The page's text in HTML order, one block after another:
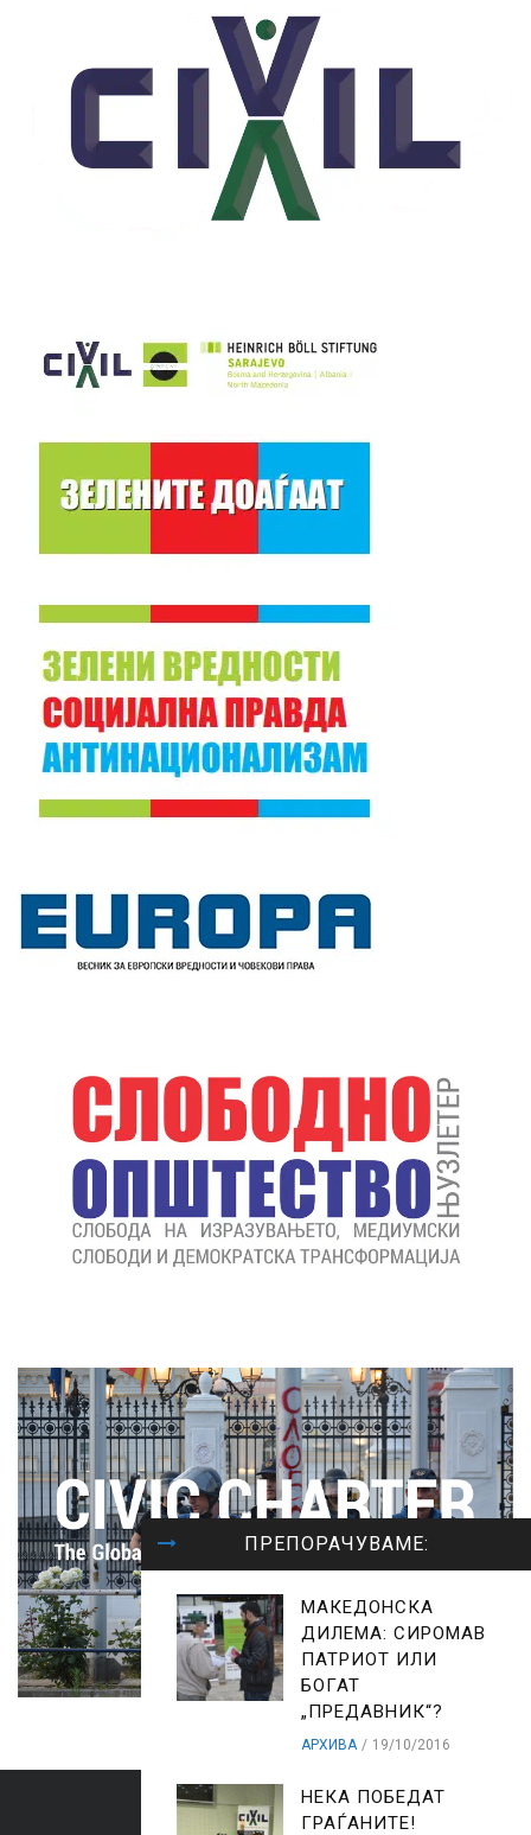
ПРЕПОРАЧУВАМЕ:
МАКЕДОНСКА
ДИЛЕМА: СИРОМАВ
ПАТРИОТ ИЛИ
БОГАТ
„ПРЕДАВНИК“?
АРХИВА 19/10/2016
НЕКА ПОБЕДАТ
ГРАЃАНИТЕ!